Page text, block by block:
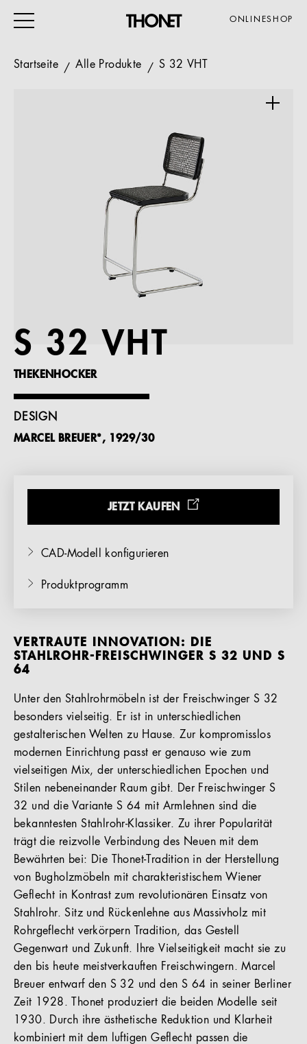
ONLINESHOP
GASTRO & HOTEL
ALLE PRODUKTE
Referenzen
DE
Startseite Alle Produkte S 32 VHT
S 32 VHT
THEKENHOCKER
DESIGN
MARCEL BREUER*, 1929/30
JETZT KAUFEN
CAD-Modell konfigurieren
Produktprogramm
VERTRAUTE INNOVATION: DIE
STAHLROHR-FREISCHWINGER S 32 UND S
64
Unter den Stahlrohrmöbeln ist der Freischwinger S 32
besonders vielseitig. Er ist in unterschiedlichen
gestalterischen Welten zu Hause. Zur kompromisslos
modernen Einrichtung passt er genauso wie zum
vielseitigen Mix, der unterschiedlichen Epochen und
Stilen nebeneinander Raum gibt. Der Freischwinger S
32 und die Variante S 64 mit Armlehnen sind die
bekanntesten Stahlrohr-Klassiker. Zu ihrer Popularität
trägt die reizvolle Verbindung des Neuen mit dem
Bewährten bei: Die Thonet-Tradition in der Herstellung
von Bugholzmöbeln mit charakteristischem Wiener
Geflecht in Kontrast zum revolutionären Einsatz von
Stahlrohr. Sitz und Rückenlehne aus Massivholz mit
Rohrgeflecht verkörpern Tradition, das Gestell
Gegenwart und Zukunft. Ihre Vielseitigkeit macht sie zu
den bis heute meistverkauften Freischwingern. Marcel
Breuer entwarf den S 32 und den S 64 in seiner Berliner
Zeit 1928. Thonet produziert die beiden Modelle seit
1930. Durch ihre ästhetische Reduktion und Klarheit
kombiniert mit dem luftigen Geflecht passen die